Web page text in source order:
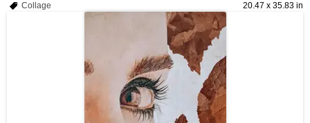
20.47 x 35.83 in
Collage